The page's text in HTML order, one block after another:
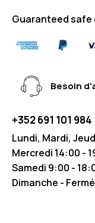
Guaranteed safe
Besoin
+352 691 101 984
Lundi, Mardi,
Mercredi 14:00 -
Samedi 9:00 -
Dimanche - Fermé